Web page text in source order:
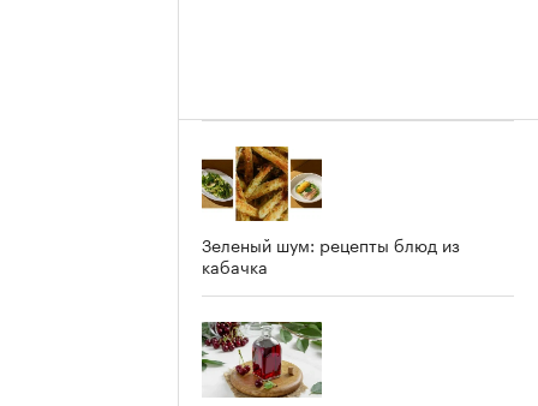
Зеленый шум: рецепты блюд из
кабачка